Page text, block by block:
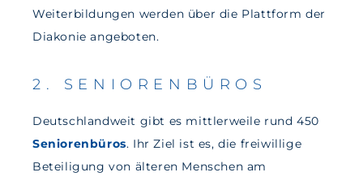
Weiterbildungen werden über die Plattform der
Diakonie angeboten.
2. SENIORENBÜROS
Deutschlandweit gibt es mittlerweile rund 450
Seniorenbüros. Ihr Ziel ist es, die freiwillige
Beteiligung von älteren Menschen am